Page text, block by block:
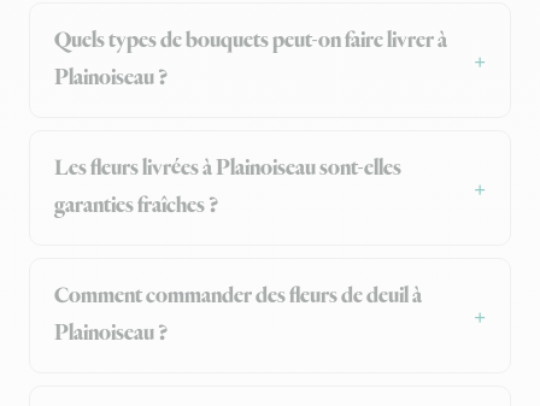
Quels types de bouquets peut-on faire livrer à
Plainoiseau ?
Les fleurs livrées à Plainoiseau sont-elles
garanties fraîches ?
Comment commander des fleurs de deuil à
Plainoiseau ?